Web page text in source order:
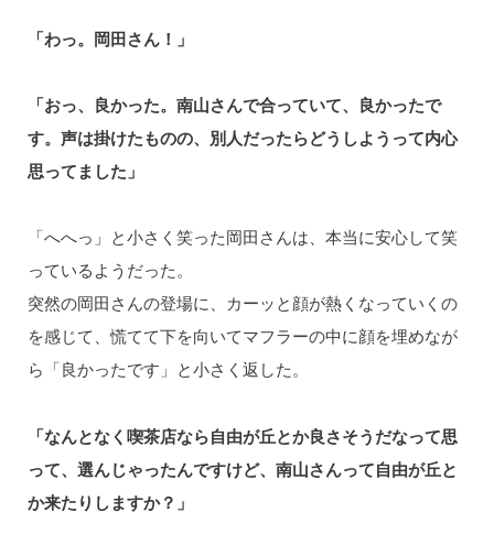
「わっ。岡田さん！」
「おっ、良かった。南山さんで合っていて、良かったで
す。声は掛けたものの、別人だったらどうしようって内心
思ってました」
「へへっ」と小さく笑った岡田さんは、本当に安心して笑
っているようだった。
突然の岡田さんの登場に、カーッと顔が熱くなっていくの
を感じて、慌てて下を向いてマフラーの中に顔を埋めなが
ら「良かったです」と小さく返した。
「なんとなく喫茶店なら自由が丘とか良さそうだなって思
って、選んじゃったんですけど、南山さんって自由が丘と
か来たりしますか？」